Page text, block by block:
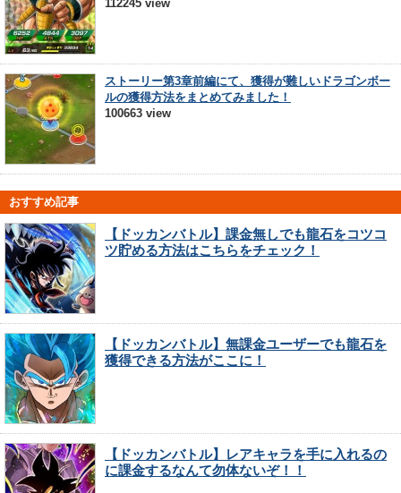
112245 view
ストーリー第3章前編にて、獲得が難しいドラゴンボー
ルの獲得方法をまとめてみました！
100663 view
おすすめ記事
【ドッカンバトル】課金無しでも龍石をコツコ
ツ貯める方法はこちらをチェック！
【ドッカンバトル】無課金ユーザーでも龍石を
獲得できる方法がここに！
【ドッカンバトル】レアキャラを手に入れるの
に課金するなんて勿体ないぞ！！